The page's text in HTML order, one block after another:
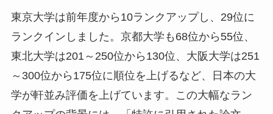
東京大学は前年度から10ランクアップし、29位に
ランクインしました。京都大学も68位から55位、
東北大学は201～250位から130位、大阪大学は251
～300位から175位に順位を上げるなど、日本の大
学が軒並み評価を上げています。この大幅なラン